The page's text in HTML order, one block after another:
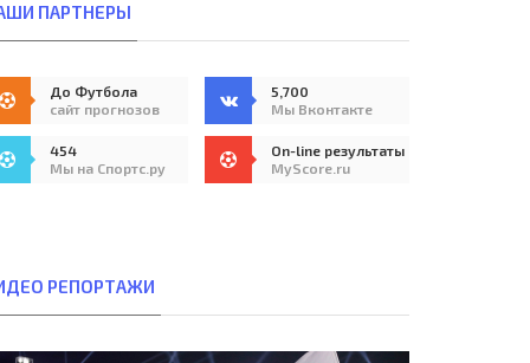
ПАРТНЕРЫ
До Футбола
сайт прогнозов
5,700
Мы Вконтакте
454
Мы на Спортс.ру
On-line результаты
MyScore.ru
РЕПОРТАЖИ